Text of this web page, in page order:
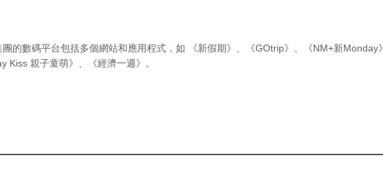
團的數碼平台包括多個網站和應用程式，如 《新假期》 、 《GOtrip》 、 《NM+新Monday》
Kiss 親子童萌》 、 《經濟一週》 。